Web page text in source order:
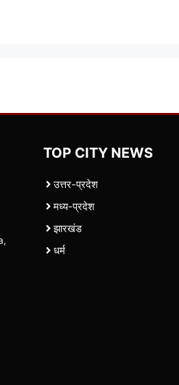
TOP CITY NEWS
उत्तर-प्रदेश
मध्य-प्रदेश
झारखंड
धर्म